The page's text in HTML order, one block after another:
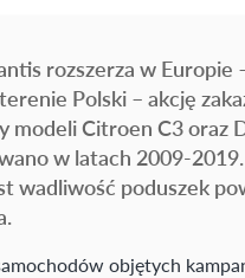
rozszerza w Europie
Polski – akcję
modeli Citroen C3 oraz
w latach 2009-
wadliwość poduszek
objętych